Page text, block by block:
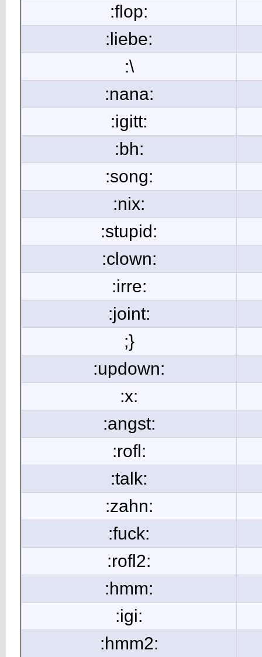
:flop:
:liebe:
:\
:nana:
:igitt:
:bh:
:song:
:nix:
:stupid:
:clown:
:irre:
:joint:
;}
:updown:
:x:
:angst:
:rofl:
:talk:
:zahn:
:fuck:
:rofl2:
:hmm:
:igi:
:hmm2: